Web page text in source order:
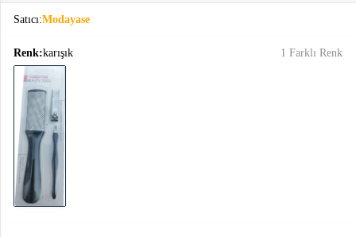
T-Shirt
Giyimkeyboard_arrow_down
Takımlarkeyboard_arrow_down
Elbise
Alt
Satıcı:Modayase
Renk:karışık 1 Farklı Renk